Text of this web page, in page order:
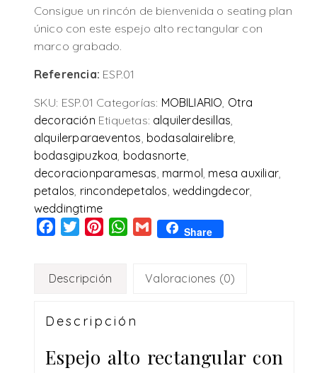
Consigue un rincón de bienvenida o seating plan
único con este espejo alto rectangular con
marco grabado.
Referencia: ESP.01
SKU: ESP.01 Categorías: MOBILIARIO Otra
decoración Etiquetas: alquilerdesillas
alquilerparaeventos bodasalairelibre,
bodasgipuzkoa bodasnorte
decoracionparamesas marmol mesa auxiliar,
petalos rincondepetalos weddingdecor
weddingtime
Facebook
TwitterPinterestWhatsApp
Gmail Share
Descripción Valoraciones (0)
Descripción
Espejo alto rectangular con